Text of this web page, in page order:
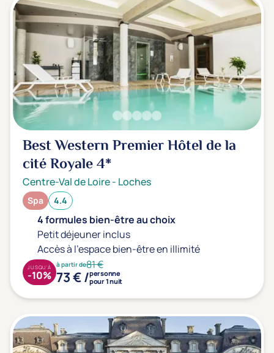
Silhouette, Minceur
(0)
Gestion du stress / sommeil
(0)
Spécial dos
Prévention santé
Sport
(0)
Yoga
Offres spéciales
Vente Flash & Promo
Offres spéciales Solo
Distance de chez vous
Établissements proches de chez moi
Km
Best Western Premier Hôtel de la
cité Royale4*
Centre-Val de Loire- Loches
Spa 4.4
4 formules bien-être au choix
Petit déjeuner inclus
Accès à l'espace bien-être en illimité
à partir de81 €
73 € /personne
pour 1 nuit
JUSQU'À
-10%